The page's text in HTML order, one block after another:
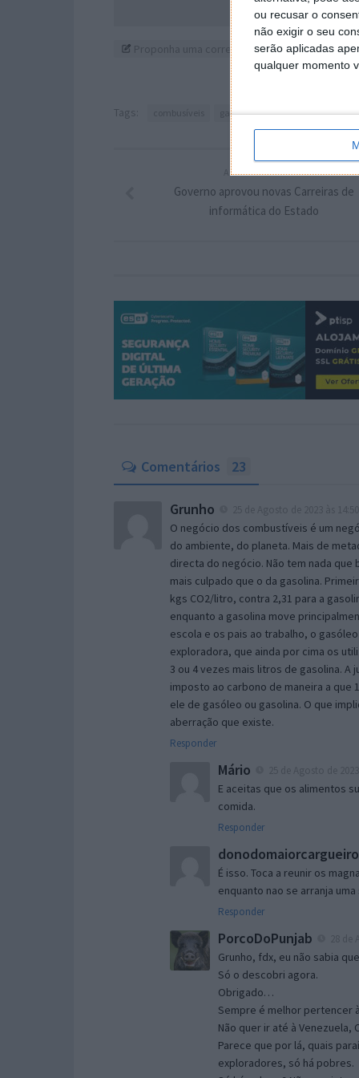
ou recusar o
não exigir o seu
serão aplicadas
qualquer momento
Proponha uma correção, faça uma sugestão
Tags: gasóelo gasolina
ARTIGO ANTERIOR
Governo aprovou novas Carreiras de
informática do Estado
Comentários 23
Grunho
O negócio dos combustíveis é um
do ambiente, do planeta. Mais de
directa do negócio. Não tem nada
mais culpado que o da gasolina.
kgs CO2/litro, contra 2,31 para a
enquanto a gasolina move
escola e os pais ao trabalho, o
exploradora, que ainda por cima os
3 ou 4 vezes mais litros de gasolina.
imposto ao carbono de maneira a que
ele de gasóleo ou gasolina. O que
aberração que existe.
Responder
Mário
E aceitas que os alimentos
comida.
Responder
É isso. Toca a reunir os
enquanto nao se arranja
Responder
PorcoDoPunjab
Grunho, fdx, eu não sabia
Só o descobri agora.
Obrigado…
Sempre é melhor pertencer
Não quer ir até à Venezuela,
Parece que por lá, quais
exploradores, só há pobres.